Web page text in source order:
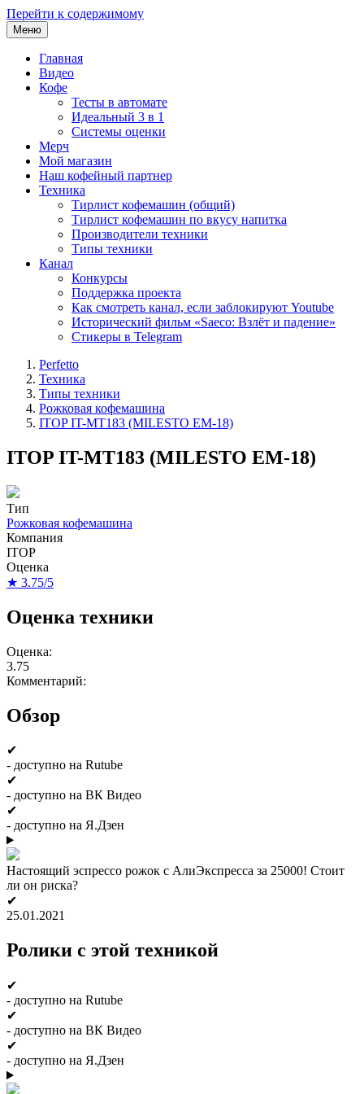
Перейти к содержимому
Меню
Главная
Видео
Кофе
Тесты в автомате
Идеальный 3 в 1
Системы оценки
Мерч
Мой магазин
Наш кофейный партнер
Техника
Тирлист кофемашин (общий)
Тирлист кофемашин по вкусу напитка
Производители техники
Типы техники
Канал
Конкурсы
Поддержка проекта
Как смотреть канал, если заблокируют Youtube
Исторический фильм «Saeco: Взлёт и падение»
Стикеры в Telegram
Perfetto
Техника
Типы техники
Рожковая кофемашина
ITOP IT-MT183 (MILESTO EM-18)
ITOP IT-MT183 (MILESTO EM-18)
Тип
Рожковая кофемашина
Компания
ITOP
Оценка
★ 3.75/5
Оценка техники
Оценка:
3.75
Комментарий:
Обзор
✔
- доступно на Rutube
✔
- доступно на ВК Видео
✔
- доступно на Я.Дзен
Настоящий эспрессо рожок с АлиЭкспресса за 25000! Стоит
ли он риска?
✔
25.01.2021
Ролики с этой техникой
✔
- доступно на Rutube
✔
- доступно на ВК Видео
✔
- доступно на Я.Дзен